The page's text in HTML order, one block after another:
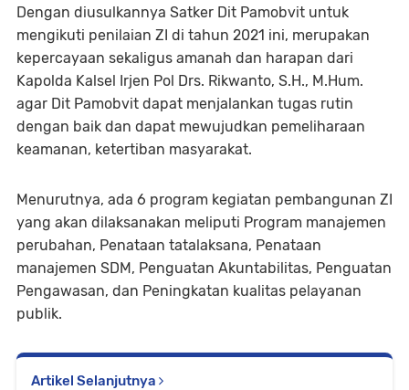
Dengan diusulkannya Satker Dit Pamobvit untuk
mengikuti penilaian ZI di tahun 2021 ini, merupakan
kepercayaan sekaligus amanah dan harapan dari
Kapolda Kalsel Irjen Pol Drs. Rikwanto, S.H., M.Hum.
agar Dit Pamobvit dapat menjalankan tugas rutin
dengan baik dan dapat mewujudkan pemeliharaan
keamanan, ketertiban masyarakat.
Menurutnya, ada 6 program kegiatan pembangunan ZI
yang akan dilaksanakan meliputi Program manajemen
perubahan, Penataan tatalaksana, Penataan
manajemen SDM, Penguatan Akuntabilitas, Penguatan
Pengawasan, dan Peningkatan kualitas pelayanan
publik.
Artikel Selanjutnya